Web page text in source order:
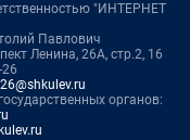
"ИНТЕРНЕТ
Павлович
Ленина, 26А, стр.2, 16
26@shkulev.ru
органов: